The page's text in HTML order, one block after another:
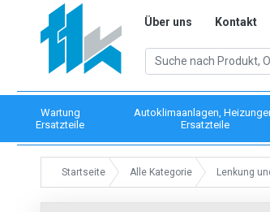
Über uns Kontakt
Wartung
Ersatzteile
Autoklimaanlagen,
Ersatzteile
Startseite Alle Kategorie Lenkung